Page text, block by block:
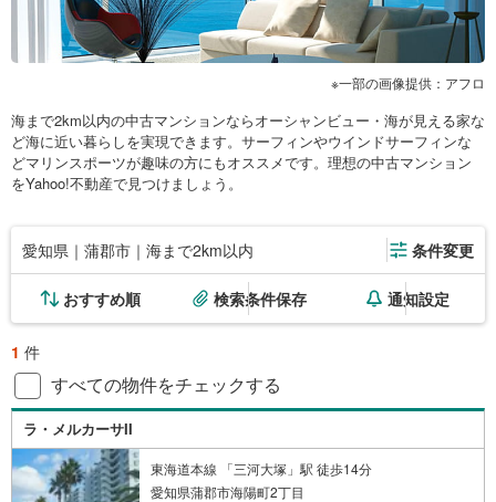
一部の画像提供：アフロ
海まで2km以内の中古マンションならオーシャンビュー・海が見える家な
ど海に近い暮らしを実現できます。サーフィンやウインドサーフィンな
どマリンスポーツが趣味の方にもオススメです。理想の中古マンション
をYahoo!不動産で見つけましょう。
愛知県｜蒲郡市｜海まで2km以内 条件変更
おすすめ順 検索条件保存 通知設定
1 件
すべての物件をチェックする
ラ・メルカーサII
東海道本線 「三河大塚」駅 徒歩14分
愛知県蒲郡市海陽町2丁目